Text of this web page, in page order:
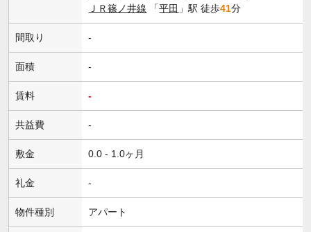
ＪＲ篠ノ井線 「平田 」駅 徒歩41分
間取り -
面積 -
賃料 -
共益費 -
敷金 0.0 - 1.0ヶ月
礼金 -
物件種別 アパート